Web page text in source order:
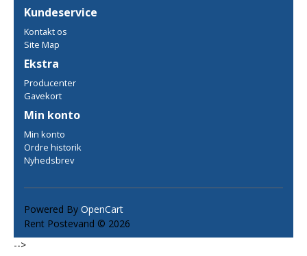
Kundeservice
Kontakt os
Site Map
Ekstra
Producenter
Gavekort
Min konto
Min konto
Ordre historik
Nyhedsbrev
Powered By OpenCart
Rent Postevand © 2026
-->